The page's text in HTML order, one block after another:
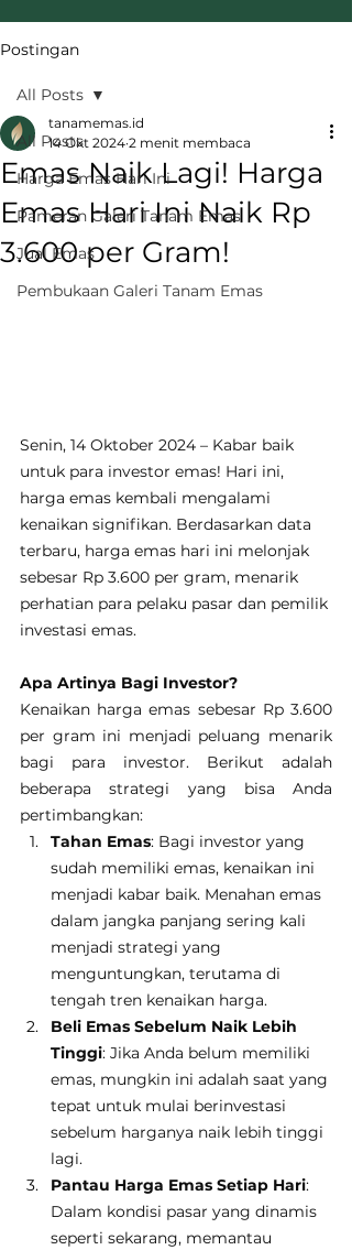
Postingan
All Posts
Harga Emas Hari Ini
Pameran Galeri Tanam Emas
Jual Emas
Pembukaan Galeri Tanam Emas
All Posts
Emas Naik Lagi! Harga
Emas Hari Ini Naik Rp
3.600 per Gram!
tanamemas.id
14 Okt 2024 2 menit membaca
Senin, 14 Oktober 2024 – Kabar baik
untuk para investor emas! Hari ini,
harga emas kembali mengalami
kenaikan signifikan. Berdasarkan data
terbaru, harga emas hari ini melonjak
sebesar Rp 3.600 per gram, menarik
perhatian para pelaku pasar dan pemilik
investasi emas.
Apa Artinya Bagi Investor?
Kenaikan harga emas sebesar Rp 3.600
per gram ini menjadi peluang menarik
bagi para investor. Berikut adalah
beberapa strategi yang bisa Anda
pertimbangkan:
Tahan Emas: Bagi investor yang
sudah memiliki emas, kenaikan ini
menjadi kabar baik. Menahan emas
dalam jangka panjang sering kali
menjadi strategi yang
menguntungkan, terutama di
tengah tren kenaikan harga.
Beli Emas Sebelum Naik Lebih
Tinggi: Jika Anda belum memiliki
emas, mungkin ini adalah saat yang
tepat untuk mulai berinvestasi
sebelum harganya naik lebih tinggi
lagi.
Pantau Harga Emas Setiap Hari:
Dalam kondisi pasar yang dinamis
seperti sekarang, memantau